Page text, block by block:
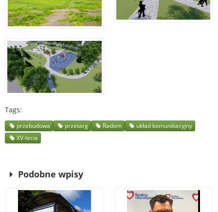
Tags
przebudowa przetarg Radom
układ komunikacyjny
XV-lecie
Podobne wpisy